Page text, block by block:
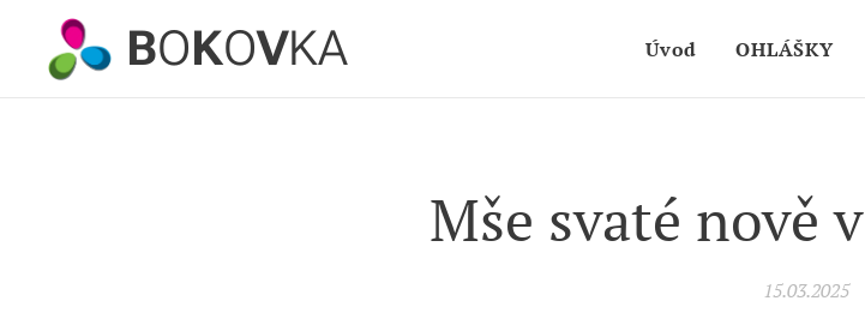
BOKOVKA Úvod OHLÁŠKY
Mše svaté nově
15.03.2025